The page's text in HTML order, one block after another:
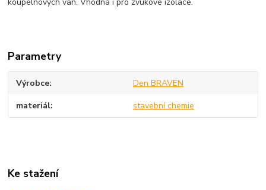
Parametry
Výrobce Den BRAVEN
materiál stavební chemie
Ke stažení